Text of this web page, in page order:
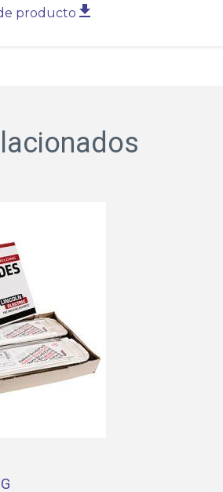
producto